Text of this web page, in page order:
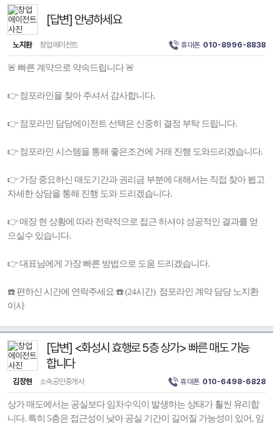
[답변] 안녕하세요
노지환 창업에이전트 휴대폰 010-8996-8838
🚨 빠른 계약으로 약속드립니다 🚨
👉 점포라인을 찾아 주셔서 감사합니다.
👉 점포라인 담당에이전트 선택은 신중히 결정 부탁 드립니다.
👉 점포라인 시스템을 통해 좋은조건에 거래 진행 도와드리겠습니다.
👉 가장 중요하신 매도기간과 권리금 부분에 대해서는 직접 찾아 뵙고
자세한 상담을 통해 진행 도와 드리겠습니다.
👉 매장 현 상황에 따라 전략적으로 접근 하셔야 성공적인 결과를 얻
으실수 있습니다.
👉 대표님에게 가장 빠른 방법으로 도움 드리겠습니다.
☎️ 편하신 시간에 연락주세요 ☎️ (24시간) 점포라인 계약 담당 노지환
이사
[답변] <화성시 효행로 5층 상가> 빠른 매도 가능
합니다
김장현 소속공인중개사 휴대폰 010-6498-6828
상가 매도에서는 공실보다 임차수익이 발생하는 상태가 훨씬 유리합
니다. 특히 5층은 접근성이 낮아 공실 기간이 길어질 가능성이 있어, 임